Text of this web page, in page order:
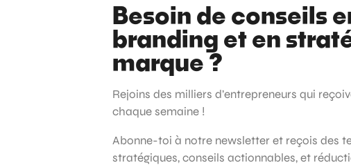
Besoin de conseils
branding et en
marque ?
Rejoins des milliers d’entrepreneurs qui
chaque semaine !
Abonne-toi à notre newsletter et reçois des
stratégiques, conseils actionnables, et